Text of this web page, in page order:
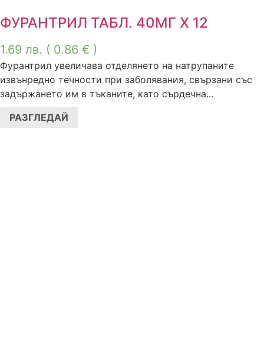
ФУРАНТРИЛ ТАБЛ. 40МГ Х 12
1.69 лв. ( 0.86 € )
Фурантрил увеличава отделянето на натрупаните
извънредно течности при заболявания, свързани със
задържането им в тъканите, като сърдечна...
РАЗГЛЕДАЙ